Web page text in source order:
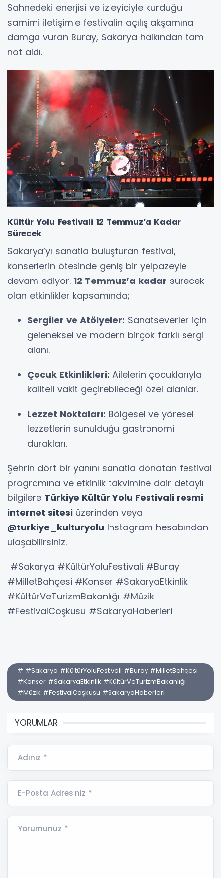
Sahnedeki enerjisi ve izleyiciyle kurduğu
samimi iletişimle festivalin açılış akşamına
damga vuran Buray, Sakarya halkından tam
not aldı.
Kültür Yolu Festivali 12 Temmuz’a Kadar
Sürecek
Sakarya’yı sanatla buluşturan festival,
konserlerin ötesinde geniş bir yelpazeyle
devam ediyor. 12 Temmuz’a kadar sürecek
olan etkinlikler kapsamında;
Sergiler ve Atölyeler: Sanatseverler için
geleneksel ve modern birçok farklı sergi
alanı.
Çocuk Etkinlikleri: Ailelerin çocuklarıyla
kaliteli vakit geçirebileceği özel alanlar.
Lezzet Noktaları: Bölgesel ve yöresel
lezzetlerin sunulduğu gastronomi
durakları.
Şehrin dört bir yanını sanatla donatan festival
programına ve etkinlik takvimine dair detaylı
bilgilere Türkiye Kültür Yolu Festivali resmi
internet sitesi üzerinden veya
@turkiye_kulturyolu Instagram hesabından
ulaşabilirsiniz.
#Sakarya #KültürYoluFestivali #Buray
#MilletBahçesi #Konser #SakaryaEtkinlik
#KültürVeTurizmBakanlığı #Müzik
#FestivalCoşkusu #SakaryaHaberleri
# #Sakarya #KültürYoluFestivali #Buray #MilletBahçesi
#Konser #SakaryaEtkinlik #KültürVeTurizmBakanlığı
#Müzik #FestivalCoşkusu #SakaryaHaberleri
YORUMLAR
Adınız *
E-Posta Adresiniz *
Yorumunuz *